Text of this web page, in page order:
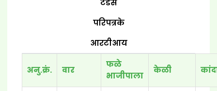
टेंडर्स
परिपत्रके
आरटीआय
अनु.क्रं. वार
फळे
भाजीपाला
केळी